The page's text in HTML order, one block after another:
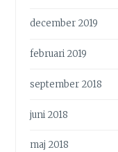
december 2019
februari 2019
september 2018
juni 2018
maj 2018